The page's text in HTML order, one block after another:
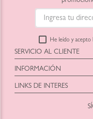
He leído y acepto
SERVICIO AL CLIENTE
Horario: Lunes a Viernes
9:00am a 6:00pm
shop@blush-bar.com
INFORMACIÓN
Blush-Bar SAS
Correo:shop@blush-
LINKS DE INTERES